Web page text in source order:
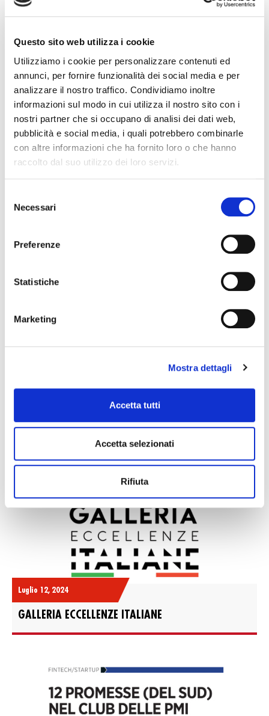
Questo sito web utilizza i cookie
Utilizziamo i cookie per personalizzare contenuti ed
annunci, per fornire funzionalità dei social media e per
analizzare il nostro traffico. Condividiamo inoltre
informazioni sul modo in cui utilizza il nostro sito con i
nostri partner che si occupano di analisi dei dati web,
pubblicità e social media, i quali potrebbero combinarle
con altre informazioni che ha fornito loro o che hanno
raccolto dal suo utilizzo dei loro servizi.
delNecessari
Preferenze
Statistiche
Marketing
Mostra dettagli
Accetta tutti
Accetta selezionati
Rifiuta
Luglio 12, 2024
PARTNER NELL’INNOVAZIONE
COMUNICATO STAMPA 7 NOVEMBRE 2018 – ELITE
Luglio 12, 2024
Luglio 12, 2024
GALLERIA ECCELLENZE ITALIANE